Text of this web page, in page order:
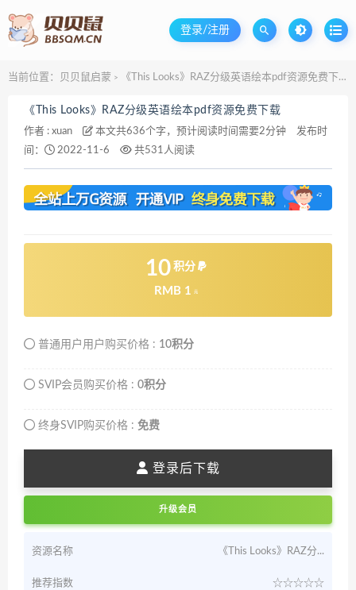
登录/注册
当前位置： 贝贝鼠启蒙 > 《This Looks》RAZ分级英语绘本pdf资源免费下载
《This Looks》RAZ分级英语绘本pdf资源免费下载
作者 : xuan 本文共636个字，预计阅读时间需要2分钟
发布时
间：
2022-11-6 共531人阅读
10 积分
RMB 1 元
普通用户用户购买价格 : 10积分
SVIP会员购买价格 : 0积分
终身SVIP购买价格 : 免费
登录后下载
升级会员
资源名称 《This Looks》RAZ分...
推荐指数 ☆☆☆☆☆